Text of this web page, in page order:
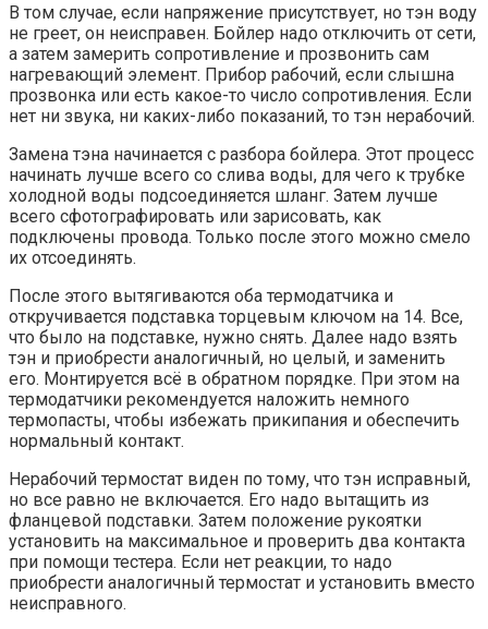
В том случае, если напряжение присутствует, но тэн воду
не греет, он неисправен. Бойлер надо отключить от сети,
а затем замерить сопротивление и прозвонить сам
нагревающий элемент. Прибор рабочий, если слышна
прозвонка или есть какое-то число сопротивления. Если
нет ни звука, ни каких-либо показаний, то тэн нерабочий.
Замена тэна начинается с разбора бойлера. Этот процесс
начинать лучше всего со слива воды, для чего к трубке
холодной воды подсоединяется шланг. Затем лучше
всего сфотографировать или зарисовать, как
подключены провода. Только после этого можно смело
их отсоединять.
После этого вытягиваются оба термодатчика и
откручивается подставка торцевым ключом на 14. Все,
что было на подставке, нужно снять. Далее надо взять
тэн и приобрести аналогичный, но целый, и заменить
его. Монтируется всё в обратном порядке. При этом на
термодатчики рекомендуется наложить немного
термопасты, чтобы избежать прикипания и обеспечить
нормальный контакт.
Нерабочий термостат виден по тому, что тэн исправный,
но все равно не включается. Его надо вытащить из
фланцевой подставки. Затем положение рукоятки
установить на максимальное и проверить два контакта
при помощи тестера. Если нет реакции, то надо
приобрести аналогичный термостат и установить вместо
неисправного.